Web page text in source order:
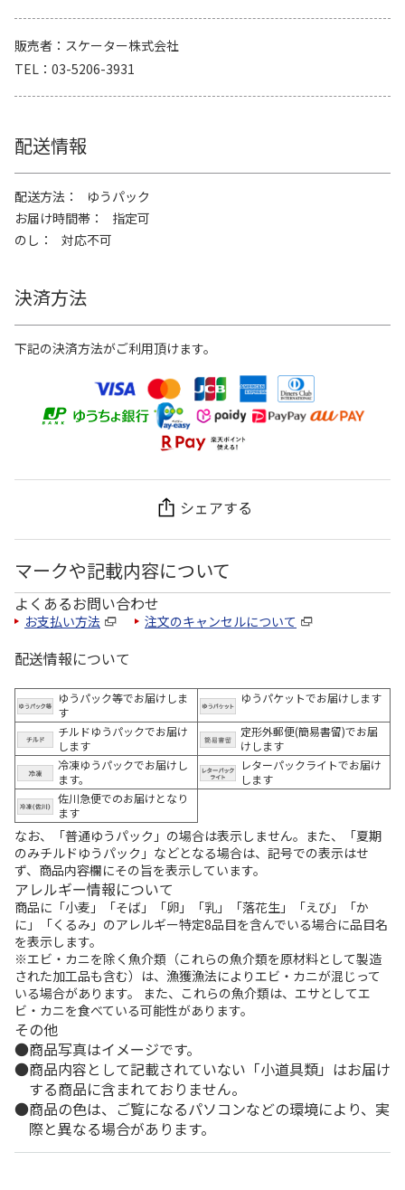
販売者
スケーター株式会社
TEL
03-5206-3931
配送情報
配送方法
ゆうパック
お届け時間帯
指定可
のし
対応不可
決済方法
下記の決済方法がご利用頂けます。
シェアする
マークや記載内容について
よくあるお問い合わせ
お支払い方法 注文のキャンセルについて
配送情報について
ゆうパック等でお届けしま
す
ゆうパケットでお届けします
チルドゆうパックでお届け
します
定形外郵便(簡易書留)でお届
けします
冷凍ゆうパックでお届けし
ます。
レターパックライトでお届け
します
佐川急便でのお届けとなり
ます
なお、「普通ゆうパック」の場合は表示しません。また、「夏期
のみチルドゆうパック」などとなる場合は、記号での表示はせ
ず、商品内容欄にその旨を表示しています。
アレルギー情報について
商品に「小麦」「そば」「卵」「乳」「落花生」「えび」「か
に」「くるみ」のアレルギー特定8品目を含んでいる場合に品目名
を表示します。
※エビ・カニを除く魚介類（これらの魚介類を原材料として製造
された加工品も含む）は、漁獲漁法によりエビ・カニが混じって
いる場合があります。 また、これらの魚介類は、エサとしてエ
ビ・カニを食べている可能性があります。
その他
商品写真はイメージです。
商品内容として記載されていない「小道具類」はお届け
する商品に含まれておりません。
商品の色は、ご覧になるパソコンなどの環境により、実
際と異なる場合があります。